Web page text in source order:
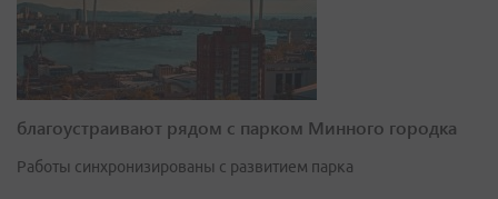
благоустраивают рядом с парком Минного городка
Работы синхронизированы с развитием парка